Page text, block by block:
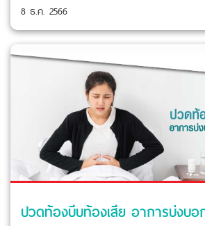
8 ธ.ค. 2566
ปวดท้องบีบท้องเสีย อาการบ่งบอ